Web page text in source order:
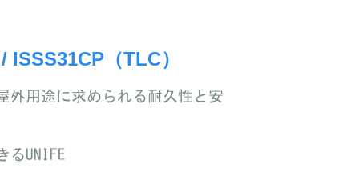
（TLC）
用途に求められる耐久性と安
UNIFE